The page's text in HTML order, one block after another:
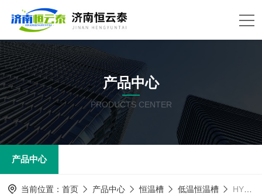
产品中心
PRODUCTS CENTER
产品中心
当前位置： 首页 产品中心 恒温槽 低温恒温槽 HYT-DC0520Ⅱ高低温一体恒温槽